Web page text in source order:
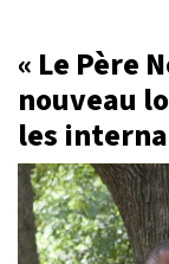
« Le Père
nouveau
les